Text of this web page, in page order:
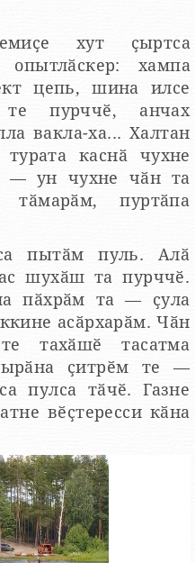
хут ҫыртса
хампа
цепь, шина илсе
те пурччӗ, анчах
вакла-ха... Халтан
каснӑ чухне
— ун чухне чӑн та
тӑмарӑм, пуртӑпа
пытӑм пуль. Алӑ
шухӑш та пурччӗ.
пӑхрӑм та — ҫула
асӑрхарӑм. Чӑн
тахӑшӗ тасатма
ҫитрӗм те —
пулса тӑчӗ. Газне
вӗҫтересси кӑна